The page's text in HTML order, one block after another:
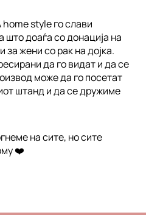
style го слави
што доаѓа со донација на
за жени со рак на дојка.
да го видат и да се
може да го посетат
штанд и да се дружиме
на сите, но сите
❤️